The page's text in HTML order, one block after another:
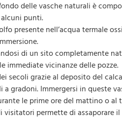
delle vasche naturali è
punti.
presente nell’acqua termale
di un sito completamente
immediate vicinanze delle pozze.
secoli grazie al deposito del
gradoni. Immergersi in queste
le prime ore del mattino o
visitatori permette di assaporare